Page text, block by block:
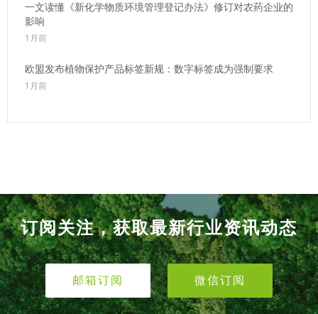
一文读懂《新化学物质环境管理登记办法》修订对农药企业的
影响
1月前
欧盟发布植物保护产品标签新规：数字标签成为强制要求
1月前
订阅关注，获取最新行业资讯动态
邮箱订阅 微信订阅